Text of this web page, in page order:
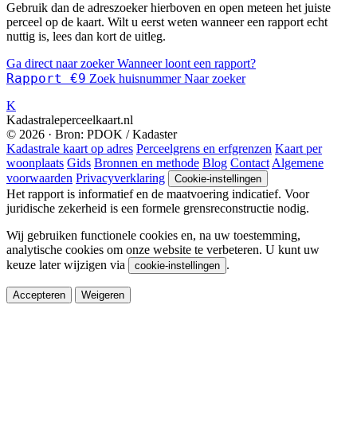
Gebruik dan de adreszoeker hierboven en open meteen het juiste
perceel op de kaart. Wilt u eerst weten wanneer een rapport echt
nuttig is, lees dan kort de uitleg.
Ga direct naar zoekerWanneer loont een rapport?
Rapport €9 Zoek huisnummer Naar zoeker
K
Kadastraleperceelkaart.nl
© 2026 · Bron: PDOK / Kadaster
Kadastrale kaart op adres Perceelgrens en erfgrenzen Kaart per
woonplaats Gids Bronnen en methode Blog Contact Algemene
voorwaarden Privacyverklaring Cookie-instellingen
Het rapport is informatief en de maatvoering indicatief. Voor
juridische zekerheid is een formele grensreconstructie nodig.
Wij gebruiken functionele cookies en, na uw toestemming,
analytische cookies om onze website te verbeteren. U kunt uw
keuze later wijzigen via
cookie-instellingen .
Accepteren Weigeren